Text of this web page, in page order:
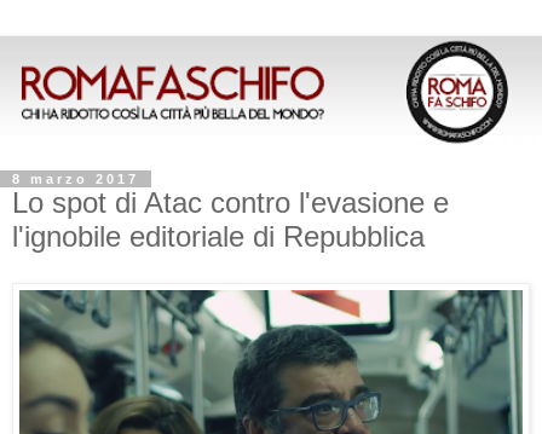
8 marzo 2017
Lo spot di Atac contro l'evasione e
l'ignobile editoriale di Repubblica